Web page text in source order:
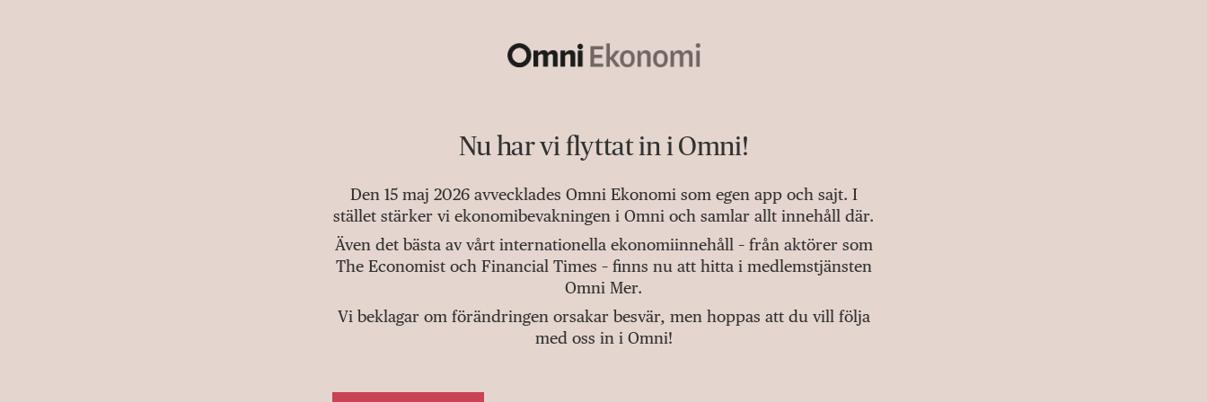
Nu har vi flyttat in i Omni!
Den 15 maj 2026 avvecklades Omni Ekonomi som egen app och sajt. I
stället stärker vi ekonomibevakningen i Omni och samlar allt innehåll där.
Även det bästa av vårt internationella ekonomiinnehåll – från aktörer som
The Economist och Financial Times – finns nu att hitta i medlemstjänsten
Omni Mer.
Vi beklagar om förändringen orsakar besvär, men hoppas att du vill följa
med oss in i Omni!